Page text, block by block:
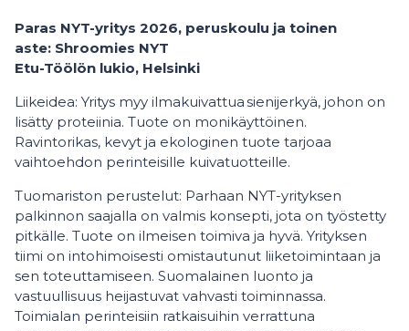
Paras NYT-yritys 2026, peruskoulu ja toinen
aste: Shroomies NYT
Etu-Töölön lukio, Helsinki
Liikeidea: Yritys myy ilmakuivattua sienijerkyä, johon on
lisätty proteiinia. Tuote on monikäyttöinen.
Ravintorikas, kevyt ja ekologinen tuote tarjoaa
vaihtoehdon perinteisille kuivatuotteille.
Tuomariston perustelut: Parhaan NYT-yrityksen
palkinnon saajalla on valmis konsepti, jota on työstetty
pitkälle. Tuote on ilmeisen toimiva ja hyvä. Yrityksen
tiimi on intohimoisesti omistautunut liiketoimintaan ja
sen toteuttamiseen. Suomalainen luonto ja
vastuullisuus heijastuvat vahvasti toiminnassa.
Toimialan perinteisiin ratkaisuihin verrattuna